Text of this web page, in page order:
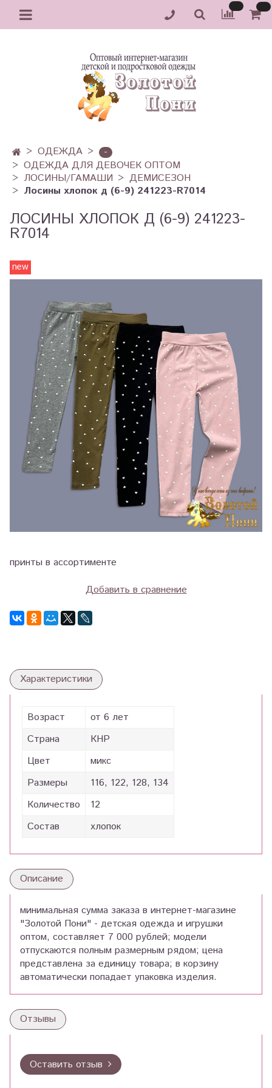
ОДЕЖДА
-
ОДЕЖДА ДЛЯ ДЕВОЧЕК ОПТОМ
ЛОСИНЫ/ГАМАШИ
ДЕМИСЕЗОН
Лосины хлопок д (6-9) 241223-R7014
ЛОСИНЫ ХЛОПОК Д (6-9) 241223-
R7014
new
принты в ассортименте
Добавить в сравнение
Характеристики
Возраст
от 6 лет
Страна
КНР
Цвет
микс
Размеры
116, 122, 128, 134
Количество
12
Состав
хлопок
Описание
минимальная сумма заказа в интернет-магазине
"Золотой Пони" - детская одежда и игрушки
оптом, составляет 7 000 рублей; модели
отпускаются полным размерным рядом; цена
представлена за единицу товара; в корзину
автоматически попадает упаковка изделия.
Отзывы
Оставить отзыв